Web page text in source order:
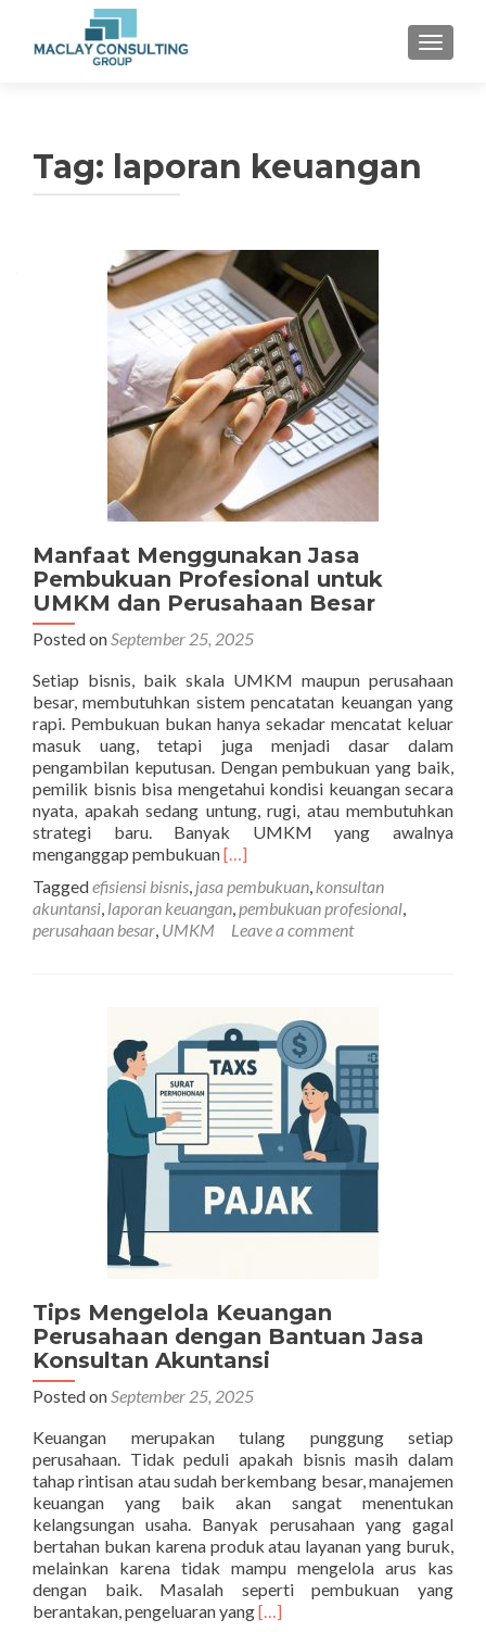
Tag: laporan keuangan
Manfaat Menggunakan Jasa
Pembukuan Profesional untuk
UMKM dan Perusahaan Besar
Posted onSeptember 25, 2025
Setiap bisnis, baik skala UMKM maupun perusahaan
besar, membutuhkan sistem pencatatan keuangan yang
rapi. Pembukuan bukan hanya sekadar mencatat keluar
masuk uang, tetapi juga menjadi dasar dalam
pengambilan keputusan. Dengan pembukuan yang baik,
pemilik bisnis bisa mengetahui kondisi keuangan secara
nyata, apakah sedang untung, rugi, atau membutuhkan
strategi baru. Banyak UMKM yang awalnya
menganggap pembukuanRead
about
Manfaat
Menggunakan
untuk
UMKM
dan
Perusahaan
Besar
[…]
Taggedefisiensi bisnis, jasa pembukuan, konsultan
akuntansi, laporan keuangan,pembukuan profesional,
perusahaan besar, UMKM Leave a comment
Tips Mengelola Keuangan
Perusahaan dengan Bantuan Jasa
Konsultan Akuntansi
Posted onSeptember 25, 2025
Keuangan merupakan tulang punggung setiap
perusahaan. Tidak peduli apakah bisnis masih dalam
tahap rintisan atau sudah berkembang besar, manajemen
keuangan yang baik akan sangat menentukan
kelangsungan usaha. Banyak perusahaan yang gagal
bertahan bukan karena produk atau layanan yang buruk,
melainkan karena tidak mampu mengelola arus kas
dengan baik. Masalah seperti pembukuan yang
berantakan, pengeluaran yangRead
[…]